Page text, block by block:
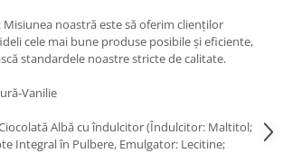
noastră este să oferim clienților
cele mai bune produse posibile și eficiente,
standardele noastre stricte de calitate.
Vanilie
Albă cu îndulcitor (Îndulcitor: Maltitol;
Integral în Pulbere, Emulgator: Lecitine;